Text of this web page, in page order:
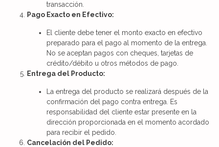
transacción.
Pago Exacto en Efectivo:
El cliente debe tener el monto exacto en efectivo
preparado para el pago al momento de la entrega.
No se aceptan pagos con cheques, tarjetas de
crédito/débito u otros métodos de pago.
Entrega del Producto:
La entrega del producto se realizará después de la
confirmación del pago contra entrega. Es
responsabilidad del cliente estar presente en la
dirección proporcionada en el momento acordado
para recibir el pedido.
Cancelación del Pedido: